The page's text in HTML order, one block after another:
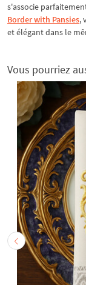
s'associe
Border with Pansies,
et élégant dans le
Vous pourriez